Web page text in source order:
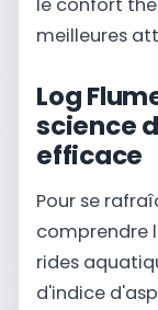
meilleures
Log
science
efficace
Pour se
comprendre
rides
d'indice